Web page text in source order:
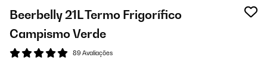
Beerbelly 21L Termo Frigorífico
Campismo Verde
89 Avaliações